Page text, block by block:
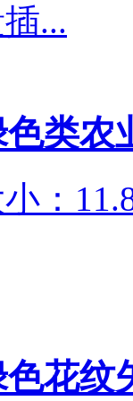
...
类农
：
花纹